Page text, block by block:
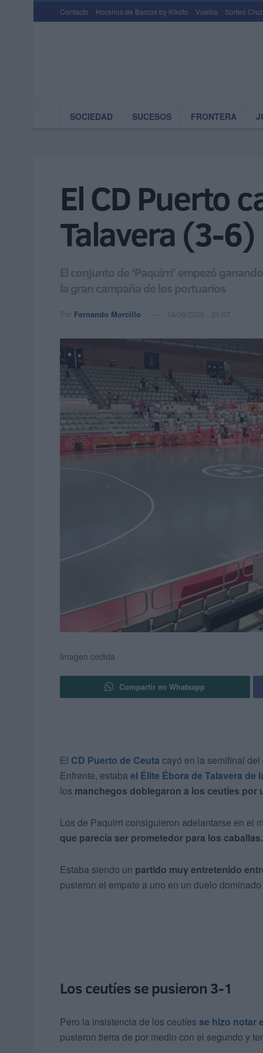
Contacto Horarios de Barcos by Kikoto Vuelos Sorteo
SOCIEDAD SUCESOS FRONTERA
El CD Puerto
Talavera (3-6)
El conjunto de ‘Paquirri’ empezó
la gran campaña de los portuarios
Por Fernando Morcillo 14/06/2025 - 21:07
Imagen cedida
Compartir en Whatsapp
El CD Puerto de Ceuta cayó en la semifinal
Enfrente, estaba el Élite Ébora de Talavera de
los manchegos doblegaron a los ceutíes por
Los de Paquirri consiguieron adelantarse en el
que parecía ser prometedor para los caballas.
Estaba siendo un partido muy entretenido
pusieron el empate a uno en un duelo
Los ceutíes se pusieron 3-1
Pero la insistencia de los ceutíes se hizo notar
pusieron tierra de por medio con el segundo y